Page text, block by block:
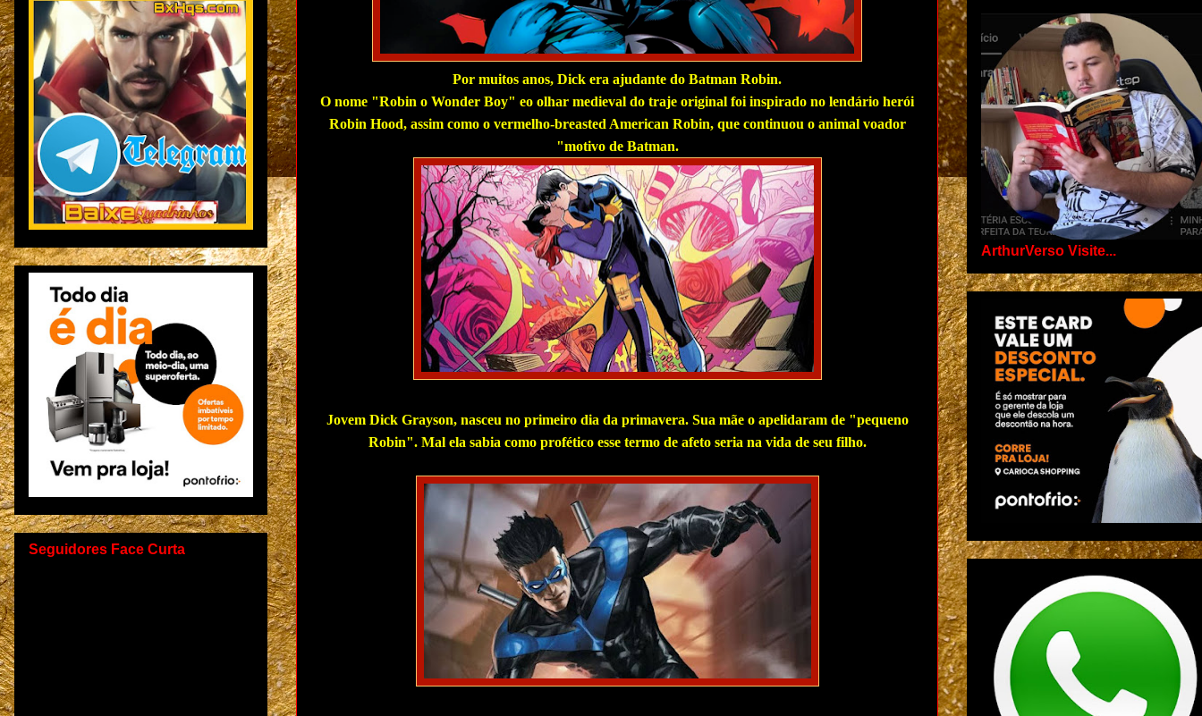
Por muitos anos, Dick era ajudante do Batman Robin.
O nome "Robin o Wonder Boy" eo olhar medieval do traje original foi inspirado no lendário herói
Robin Hood, assim como o vermelho-breasted American Robin, que continuou o animal voador
"motivo de Batman.
Jovem Dick Grayson, nasceu no primeiro dia da primavera. Sua mãe o apelidaram de "pequeno
Robin". Mal ela sabia como profético esse termo de afeto seria na vida de seu filho.
Seguidores Face Curta
ArthurVerso Visite...